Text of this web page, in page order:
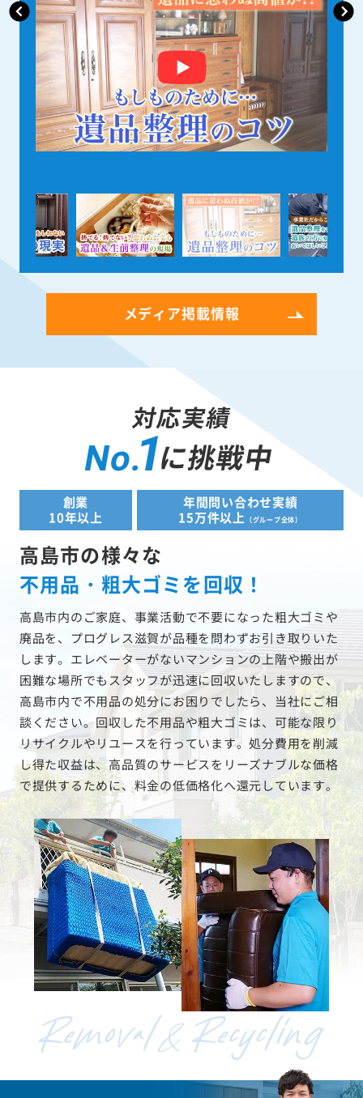
メディア掲載情報
対応実績
No.1に挑戦中
創業
10年以上
年間問い合わせ実績
15万件以上
（グループ全体）
高島市の様々な
不用品・粗大ゴミを回収！
高島市内のご家庭、事業活動で不要になった粗大ゴミや
廃品を、プログレス滋賀が品種を問わずお引き取りいた
します。エレベーターがないマンションの上階や搬出が
困難な場所でもスタッフが迅速に回収いたしますので、
高島市内で不用品の処分にお困りでしたら、当社にご相
談ください。回収した不用品や粗大ゴミは、可能な限り
リサイクルやリユースを行っています。処分費用を削減
し得た収益は、高品質のサービスをリーズナブルな価格
で提供するために、料金の低価格化へ還元しています。